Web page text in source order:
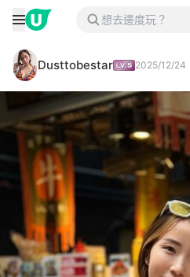
Dusttobestar 2025/12/24